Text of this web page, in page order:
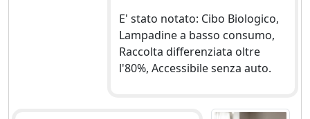
E' stato notato: Cibo Biologico,
Lampadine a basso consumo,
Raccolta differenziata oltre
l'80%, Accessibile senza auto.